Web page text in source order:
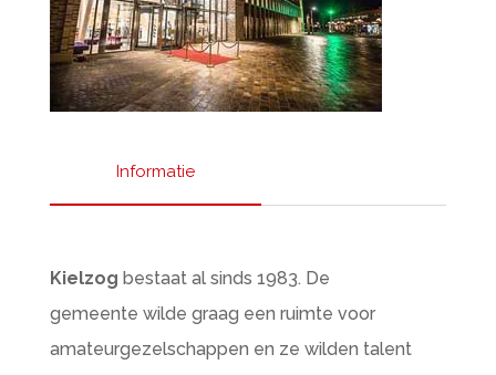
Informatie
Kielzog bestaat al sinds 1983. De
gemeente wilde graag een ruimte voor
amateurgezelschappen en ze wilden talent